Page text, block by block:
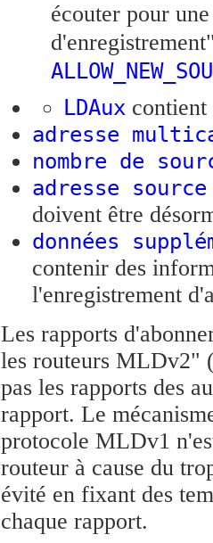
écouter pour
LDAux contient
adresse
nombre de
adresse
doivent être
données
contenir des
l'enregistrement
Les rapports
les routeurs MLDv2"
pas les rapports des
rapport. Le
protocole MLDv1
routeur à cause du
évité en fixant des
chaque rapport.